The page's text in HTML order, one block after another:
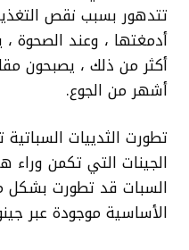
تتدهور بسبب نقص
أدمغتها ، وعند الصحوة
أكثر من ذلك ، يصبحون
أشهر من الجوع.
تطورت الثدييات
الجينات التي تكمن
السبات قد تطورت بشكل
الأساسية موجودة عبر